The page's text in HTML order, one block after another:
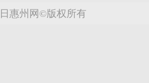
惠州网©版权所有